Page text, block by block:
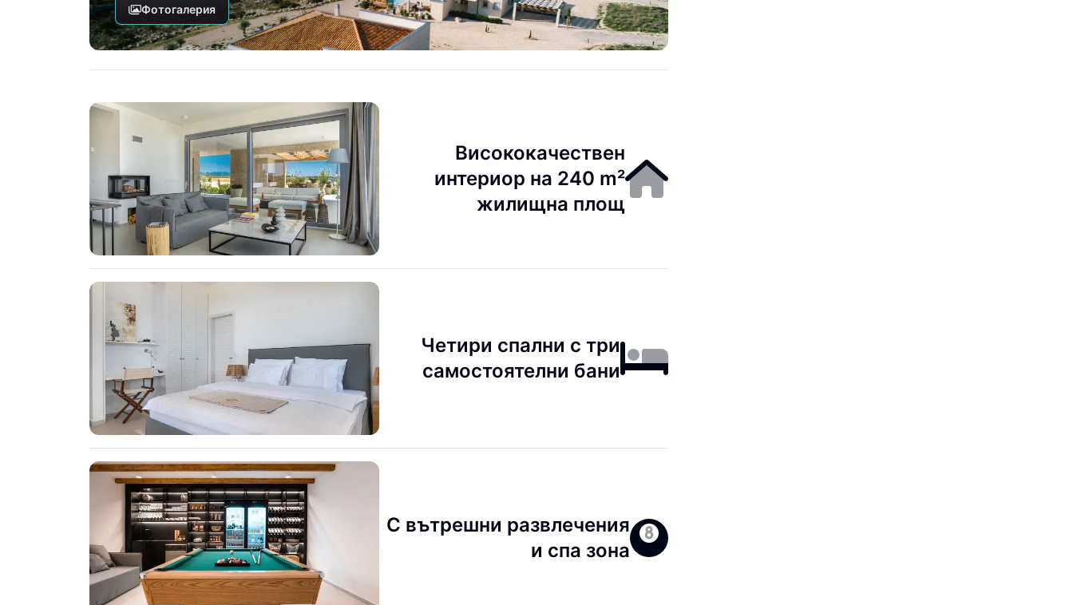
Фотогалерия
Висококачествен
интериор на 240 m²
жилищна площ
Четири спални с три
самостоятелни бани
С вътрешни развлечения
и спа зона